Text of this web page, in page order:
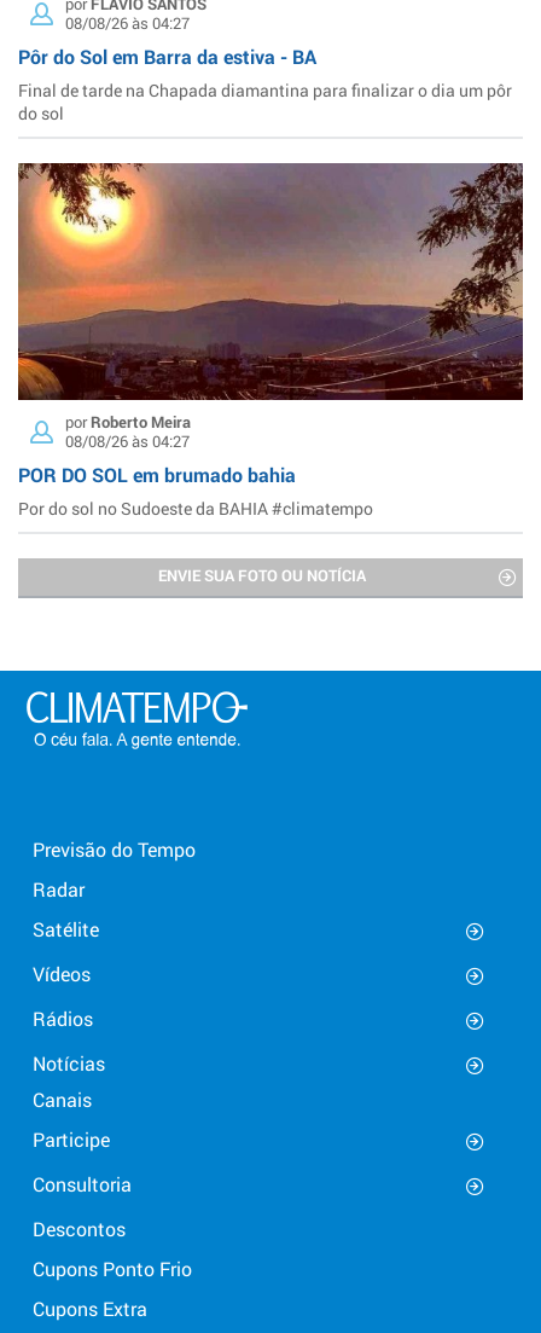
porFLÁVIO SANTOS
08/08/26 às 04:27
Pôr do Sol em Barra da estiva - BA
Final de tarde na Chapada diamantina para finalizar o dia um pôr
do sol
porRoberto Meira
08/08/26 às 04:27
POR DO SOL em brumado bahia
Por do sol no Sudoeste da BAHIA #climatempo
ENVIE SUA FOTO OU NOTÍCIA
Previsão do Tempo
Radar
Satélite
Vídeos
Rádios
Notícias
Canais
Participe
Consultoria
Descontos
Cupons Ponto Frio
Cupons Extra